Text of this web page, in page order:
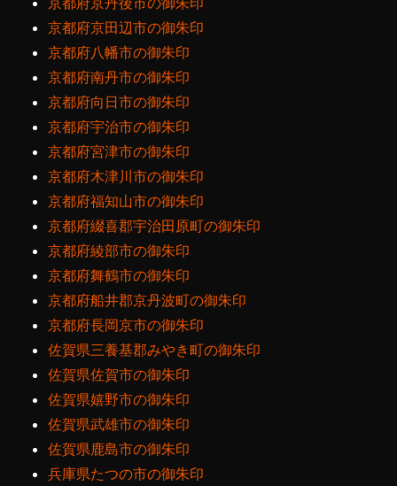
京都府京田辺市の御朱印
京都府八幡市の御朱印
京都府南丹市の御朱印
京都府向日市の御朱印
京都府宇治市の御朱印
京都府宮津市の御朱印
京都府木津川市の御朱印
京都府福知山市の御朱印
京都府綴喜郡宇治田原町の御朱印
京都府綾部市の御朱印
京都府舞鶴市の御朱印
京都府船井郡京丹波町の御朱印
京都府長岡京市の御朱印
佐賀県三養基郡みやき町の御朱印
佐賀県佐賀市の御朱印
佐賀県嬉野市の御朱印
佐賀県武雄市の御朱印
佐賀県鹿島市の御朱印
兵庫県たつの市の御朱印